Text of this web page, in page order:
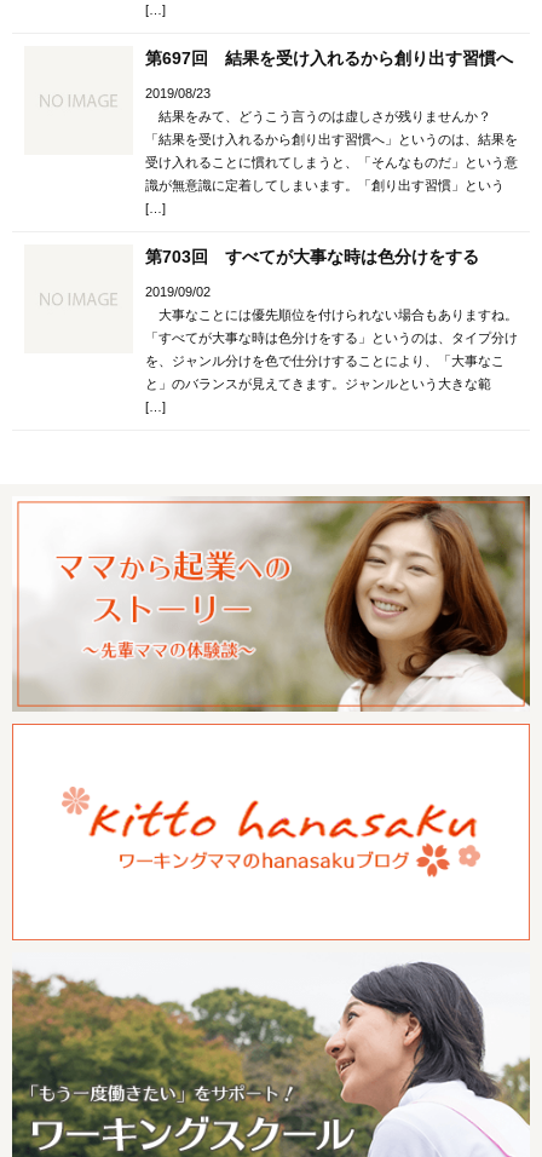
[…]
第697回 結果を受け入れるから創り出す習慣へ
2019/08/23
結果をみて、どうこう言うのは虚しさが残りませんか？
「結果を受け入れるから創り出す習慣へ」というのは、結果を
受け入れることに慣れてしまうと、「そんなものだ」という意
識が無意識に定着してしまいます。「創り出す習慣」という
[…]
第703回 すべてが大事な時は色分けをする
2019/09/02
大事なことには優先順位を付けられない場合もありますね。
「すべてが大事な時は色分けをする」というのは、タイプ分け
を、ジャンル分けを色で仕分けすることにより、「大事なこ
と」のバランスが見えてきます。ジャンルという大きな範
[…]